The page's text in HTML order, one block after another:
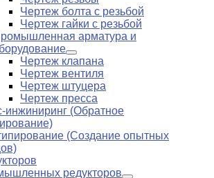
Чертеж болта с резьбой
Чертеж гайки с резьбой
арматура и
Чертеж клапана
Чертеж вентиля
Чертеж штуцера
Чертеж пресса
инжиниринг (Обратное
(Создание опытных
редукторов